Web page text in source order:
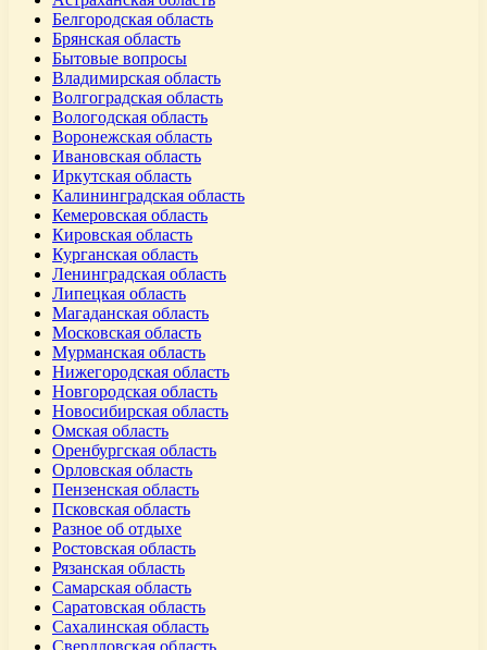
Белгородская область
Брянская область
Бытовые вопросы
Владимирская область
Волгоградская область
Вологодская область
Воронежская область
Ивановская область
Иркутская область
Калининградская область
Кемеровская область
Кировская область
Курганская область
Ленинградская область
Липецкая область
Магаданская область
Московская область
Мурманская область
Нижегородская область
Новгородская область
Новосибирская область
Омская область
Оренбургская область
Орловская область
Пензенская область
Псковская область
Разное об отдыхе
Ростовская область
Рязанская область
Самарская область
Саратовская область
Сахалинская область
Свердловская область